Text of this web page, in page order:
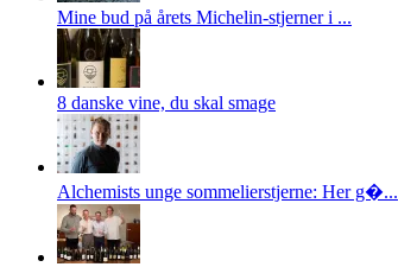
Mine bud på årets Michelin-stjerner i ...
8 danske vine, du skal smage
Alchemists unge sommelierstjerne: Her g�...